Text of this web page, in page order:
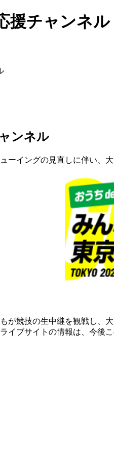
援チャンネル
ンネル
ーイングの見直しに伴い、
が競技の生中継を観戦し、
イブサイトの情報は、今後